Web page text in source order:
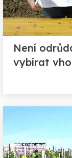
Není
vybírat